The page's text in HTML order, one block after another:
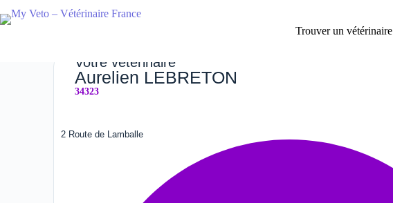
Trouver un vétérinaire
Votre vétérinaire
Aurelien LEBRETON
34323
2 Route de Lamballe